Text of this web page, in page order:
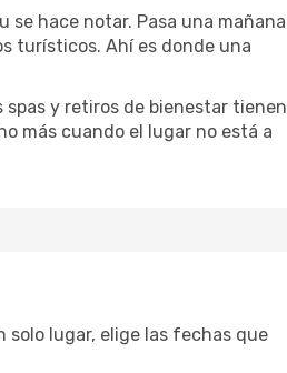
se hace notar. Pasa una mañana
turísticos. Ahí es donde una
spas y retiros de bienestar tienen
más cuando el lugar no está a
solo lugar, elige las fechas que